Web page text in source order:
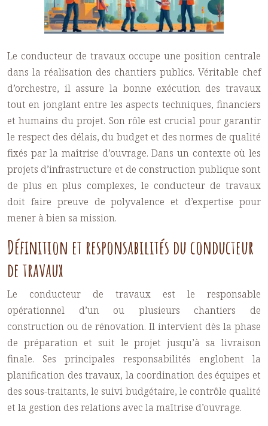
Le conducteur de travaux occupe une position centrale
dans la réalisation des chantiers publics. Véritable chef
d’orchestre, il assure la bonne exécution des travaux
tout en jonglant entre les aspects techniques, financiers
et humains du projet. Son rôle est crucial pour garantir
le respect des délais, du budget et des normes de qualité
fixés par la maîtrise d’ouvrage. Dans un contexte où les
projets d’infrastructure et de construction publique sont
de plus en plus complexes, le conducteur de travaux
doit faire preuve de polyvalence et d’expertise pour
mener à bien sa mission.
Définition et responsabilités du conducteur
de travaux
Le conducteur de travaux est le responsable
opérationnel d’un ou plusieurs chantiers de
construction ou de rénovation. Il intervient dès la phase
de préparation et suit le projet jusqu’à sa livraison
finale. Ses principales responsabilités englobent la
planification des travaux, la coordination des équipes et
des sous-traitants, le suivi budgétaire, le contrôle qualité
et la gestion des relations avec la maîtrise d’ouvrage.